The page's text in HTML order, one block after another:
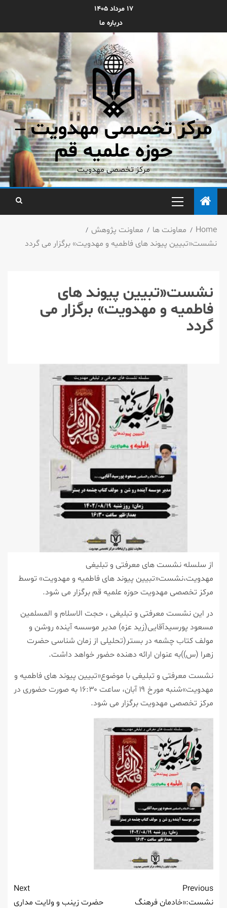
۱۷ مرداد ۱۴۰۵
درباره ما
مرکز تخصصی مهدویت –
حوزه علمیه قم
مرکز تخصصی مهدویت
Home معاونت ها
معاونت پژوهش
نشست«تبیین پیوند های فاطمیه و مهدویت» برگزار می گردد
نشست«تبیین پیوند های
فاطمیه و مهدویت» برگزار می
گردد
از سلسله نشست های معرفتی و تبلیغی
مهدویت،نشست«تبیین پیوند های فاطمیه و مهدویت» توسط
مرکز تخصصی مهدویت حوزه علمیه قم برگزار می شود.
در این نشست معرفتی و تبلیغی ، حجت الاسلام و المسلمین
مسعود پورسیدآقایی(زید عزه) مدیر موسسه آینده روشن و
مولف کتاب چشمه در بستر(تحلیلی از زمان شناسی حضرت
زهرا (س))به عنوان ارائه دهنده حضور خواهد داشت.
نشست معرفتی و تبلیغی با موضوع«تبیین پیوند های فاطمیه و
مهدویت»شنبه مورخ ۱۹ آبان، ساعت ۱۶:۳۰ به صورت حضوری در
مرکز تخصصی مهدویت برگزار می شود.
Previous
نشست:«خادمان فرهنگ
Next
حضرت زینب و ولایت مداری